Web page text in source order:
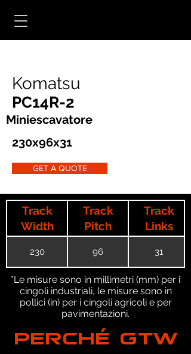
Komatsu
PC14R-2
Miniescavatore
230x96x31
GET A QUOTE
Track
Width
Track
Pitch
Track
Links
230 96 31
*Le misure sono in millimetri (mm) per i
cingoli industriali, le misure sono in
pollici (in) per i cingoli agricoli e per
pavimentazioni.
PERCHÉ GTW